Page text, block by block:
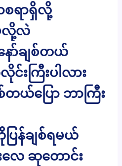
စရာရှိလို့
မလို့လဲ
ော်ချစ်တယ်
းကြီးပါလား
ယ်ပြော ဘာကြီး
ပြန်ချစ်ရမယ်
လေ ဆုတောင်း